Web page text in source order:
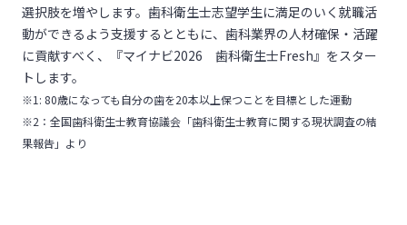
選択肢を増やします。歯科衛生士志望学生に満足のいく就職活
動ができるよう支援するとともに、歯科業界の人材確保・活躍
に貢献すべく、『マイナビ2026 歯科衛生士Fresh』をスター
トします。
※1: 80歳になっても自分の歯を20本以上保つことを目標とした運動
※2：全国歯科衛生士教育協議会「歯科衛生士教育に関する現状調査の結
果報告」より